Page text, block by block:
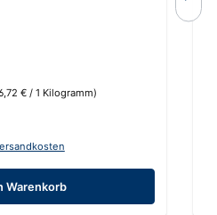
€ / 1 Kilogramm)
Warenkorb